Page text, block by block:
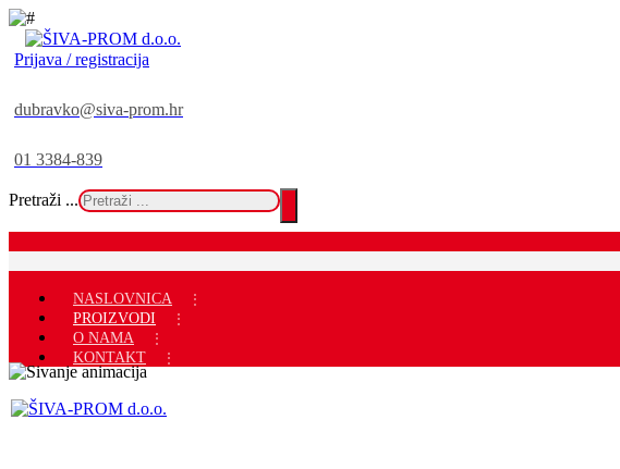
Prijava / registracija
dubravko@siva-prom.hr
01 3384-839
Pretraži ...
NASLOVNICA
PROIZVODI
O NAMA
KONTAKT